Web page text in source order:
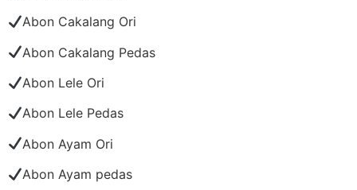
Abon Cakalang Ori
Abon Cakalang Pedas
Abon Lele Ori
Abon Lele Pedas
Abon Ayam Ori
Abon Ayam pedas